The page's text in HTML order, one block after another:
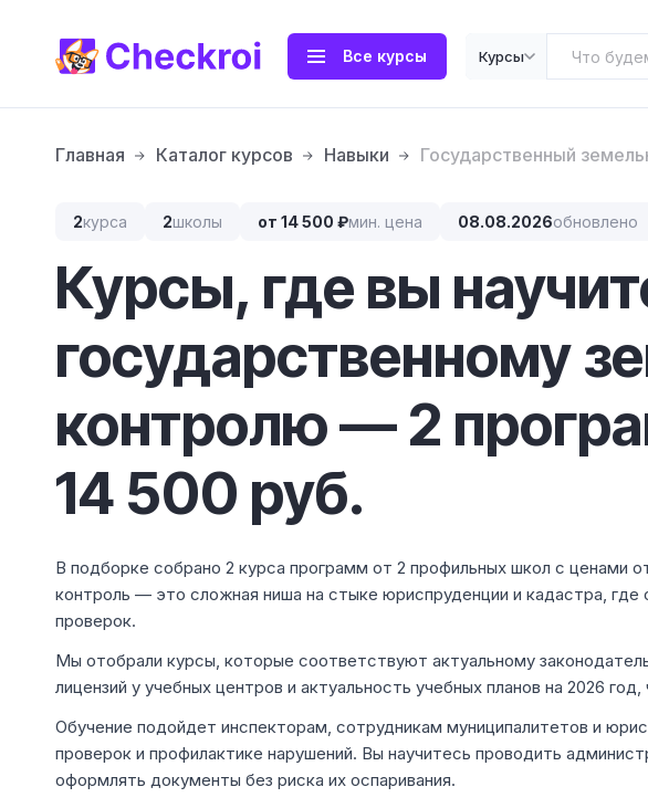
Все курсы Курсы
Главная Каталог курсов Навыки Государственный
2курса 2школы от 14 500 ₽мин. цена 08.08.2026обновлено
Курсы, где вы
государственному
контролю — 2
14 500 руб.
В подборке собрано 2 курса программ от 2 профильных школ с ценами
контроль — это сложная ниша на стыке юриспруденции и кадастра, где
проверок.
Мы отобрали курсы, которые соответствуют актуальному
лицензий у учебных центров и актуальность учебных планов на 2026
Обучение подойдет инспекторам, сотрудникам муниципалитетов и
проверок и профилактике нарушений. Вы научитесь проводить
оформлять документы без риска их оспаривания.